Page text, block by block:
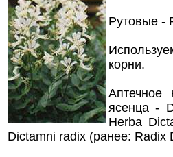
Рутовые -
корни.
Аптечное
ясенца -
Herba
Dictamni radix (ранее: Radix